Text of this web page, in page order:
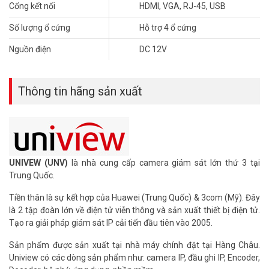
– Hỗ trợ xem đồng thời 128 người dùng.
– Miễn phí 1 host chính hãng trọn đời sản phẩm.
– Chất liệu: vỏ sắt.
– Xuất xứ: Trung Quốc.
– Bảo hành: 24 tháng.
Để cập nhật thông tin giá đầu ghi hình UNV mới nhất, quý khách
hàng vui lòng liên hệ HOTLINE 1900 9259 để được hỗ trợ tốt nhất.
– Facebook:
https://www.facebook.com/vuhoangtelecom/
– Youtube:https://www.youtube.com/c/VuhoangTVChannel
– Website: https://vuhoangtelecom.vn/
Cổng kết nối HDMI, VGA, RJ-45, USB
Số lượng ổ cứng Hỗ trợ 4 ổ cứng
Nguồn điện DC 12V
Thông tin hãng sản xuất
UNIVEW (UNV) là nhà cung cấp camera giám sát lớn thứ 3 tại
Trung Quốc.
Tiền thân là sự kết hợp của Huawei (Trung Quốc) & 3com (Mỹ). Đây
là 2 tập đoàn lớn về điện tử viễn thông và sản xuất thiết bị điện tử.
Tạo ra giải pháp giám sát IP cải tiến đầu tiên vào 2005.
Sản phẩm được sản xuất tại nhà máy chính đặt tại Hàng Châu.
Uniview có các dòng sản phẩm như: camera IP, đầu ghi IP, Encoder,